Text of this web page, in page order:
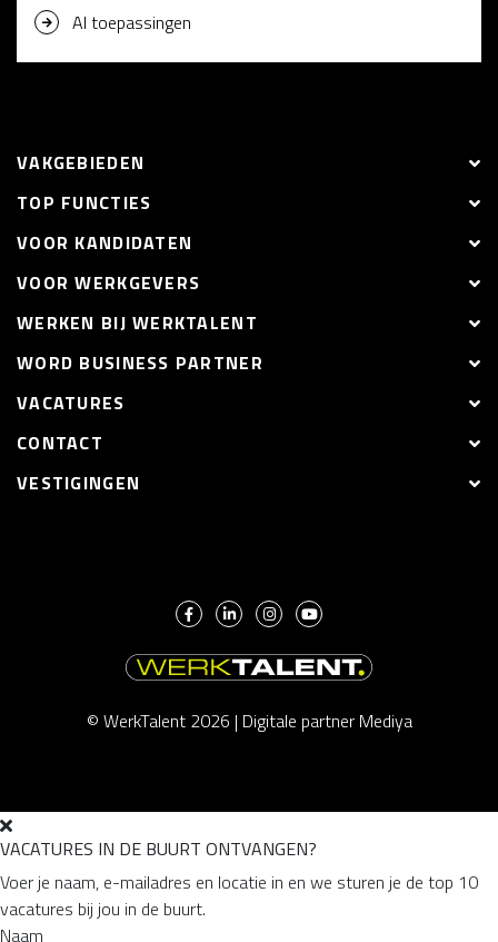
AI toepassingen
VAKGEBIEDEN
TOP FUNCTIES
VOOR KANDIDATEN
VOOR WERKGEVERS
WERKEN BIJ WERKTALENT
WORD BUSINESS PARTNER
VACATURES
CONTACT
VESTIGINGEN
© WerkTalent 2026 | Digitale partner Mediya
VACATURES IN DE BUURT ONTVANGEN?
Voer je naam, e-mailadres en locatie in en we sturen je de top 10
vacatures bij jou in de buurt.
Naam